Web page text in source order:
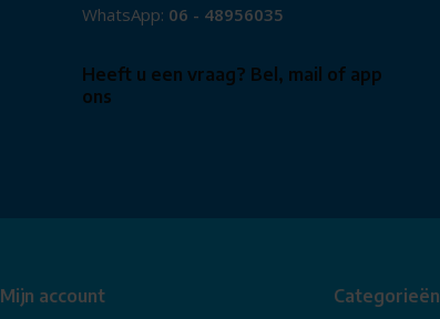
WhatsApp: 06 - 48956035
Heeft u een vraag? Bel, mail of app
ons
Mijn account Categorieën